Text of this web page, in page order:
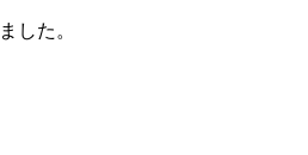
した。